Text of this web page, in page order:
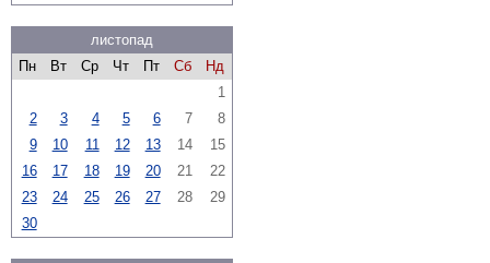
листопад
Пн
Вт Ср Чт Пт Сб
Нд
1
2
3 4 5 6 7
8
9
10 11 12 13 14
15
16
17 18 19 20 21
22
23
24 25 26 27 28
29
30